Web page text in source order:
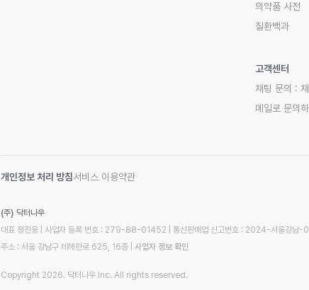
의약품 사전
질환백과
고객센터
채팅 문의 :
메일로 문의
개인정보 처리 방침서비스 이용약관
(주) 닥터나우
대표 정진웅 | 사업자 등록 번호 : 279-88-01452 | 통신판매업 신고번호 : 2024-서울강남
주소 : 서울 강남구 테헤란로 625, 16층
사업자 정보 확인
Copyright 2026. 닥터나우 Inc. All rights reserved.